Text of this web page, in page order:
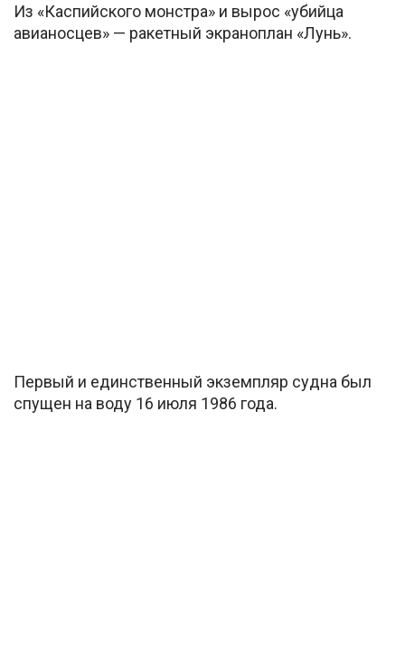
Из «Каспийского монстра» и вырос «убийца
авианосцев» — ракетный экраноплан «Лунь».
Первый и единственный экземпляр судна был
спущен на воду 16 июля 1986 года.